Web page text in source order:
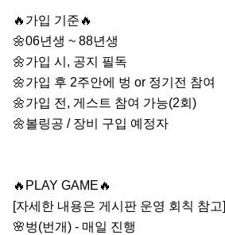
🔥가입 기준🔥
🌼06년생 ~ 88년생
🌼가입 시, 공지 필독
🌼가입 후 2주안에 벙 or 정기전 참여
🌼가입 전, 게스트 참여 가능(2회)
🌼볼링공 / 장비 구입 예정자
🔥PLAY GAME🔥
[자세한 내용은 게시판 운영 회칙 참고]
🌸벙(번개) - 매일 진행